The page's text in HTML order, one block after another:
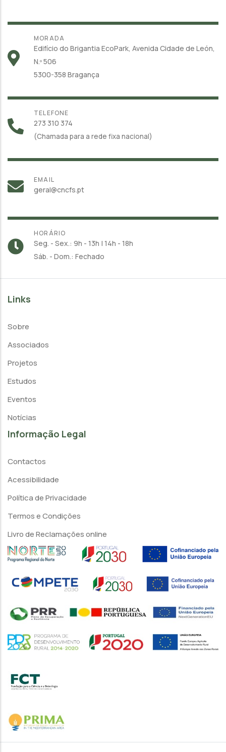
MORADA
Edifício do Brigantia EcoPark, Avenida Cidade de León,
N.º 506
5300-358 Bragança
TELEFONE
273 310 374
(Chamada para a rede fixa nacional)
EMAIL
geral@cncfs.pt
HORÁRIO
Seg. - Sex.: 9h - 13h | 14h - 18h
Sáb. - Dom.: Fechado
Links
Sobre
Associados
Projetos
Estudos
Eventos
Notícias
Informação Legal
Contactos
Acessibilidade
Política de Privacidade
Termos e Condições
Livro de Reclamações online